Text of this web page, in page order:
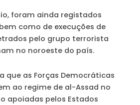
foram ainda registados
como de execuções de
pelo grupo terrorista
no noroeste do país.
que as Forças Democráticas
ao regime de al-Assad no
apoiadas pelos Estados